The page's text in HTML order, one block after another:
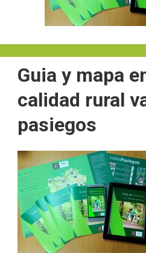
Guia y mapa
calidad rural
pasiegos